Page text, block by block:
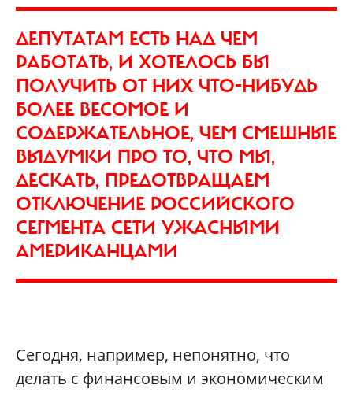
ДЕПУТАТАМ ЕСТЬ НАД ЧЕМ
РАБОТАТЬ, И ХОТЕЛОСЬ БЫ
ПОЛУЧИТЬ ОТ НИХ ЧТО-НИБУДЬ
БОЛЕЕ ВЕСОМОЕ И
СОДЕРЖАТЕЛЬНОЕ, ЧЕМ СМЕШНЫЕ
ВЫДУМКИ ПРО ТО, ЧТО МЫ,
ДЕСКАТЬ, ПРЕДОТВРАЩАЕМ
ОТКЛЮЧЕНИЕ РОССИЙСКОГО
СЕГМЕНТА СЕТИ УЖАСНЫМИ
АМЕРИКАНЦАМИ
Сегодня, например, непонятно, что
делать с финансовым и экономическим